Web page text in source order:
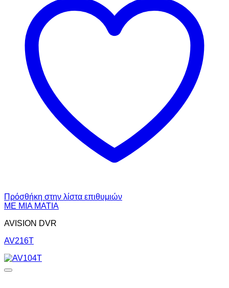
Πρόσθήκη στην λίστα επιθυμιών
ΜΕ ΜΙΑ ΜΑΤΙΑ
AVISION DVR
AV216T